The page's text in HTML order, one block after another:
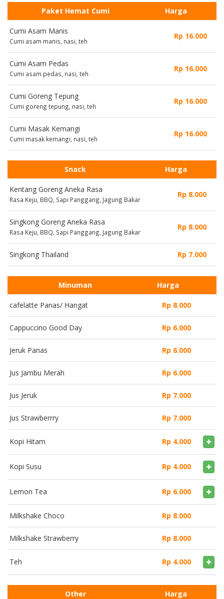
Paket Hemat Cumi Harga
Cumi Asam Manis
Cumi asam manis, nasi, teh
Rp 16.000
Cumi Asam Pedas
Cumi asam pedas, nasi, teh
Rp 16.000
Cumi Goreng Tepung
Cumi goreng tepung, nasi, teh
Rp 16.000
Cumi Masak Kemangi
Cumi masak kemangi, nasi, teh
Rp 16.000
Snack Harga
Kentang Goreng Aneka Rasa
Rasa Keju, BBQ, Sapi Panggang, Jagung Bakar
Rp 8.000
Singkong Goreng Aneka Rasa
Rasa Keju, BBQ, Sapi Panggang, Jagung Bakar
Rp 8.000
Singkong Thailand Rp 7.000
Minuman Harga
cafelatte Panas/ Hangat Rp 8.000
Cappuccino Good Day Rp 6.000
Jeruk Panas Rp 6.000
Jus Jambu Merah Rp 6.000
Jus Jeruk Rp 7.000
Jus Strawberrry Rp 7.000
Kopi Hitam Rp 4.000
Kopi Susu Rp 4.000
Lemon Tea Rp 6.000
Milkshake Choco Rp 8.000
Milkshake Strawberry Rp 8.000
Teh Rp 4.000
Other Harga